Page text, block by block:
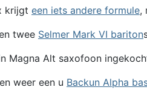
krijgt een iets andere formule,
twee Selmer Mark VI bariton
Magna Alt saxofoon
weer een u Backun Alpha